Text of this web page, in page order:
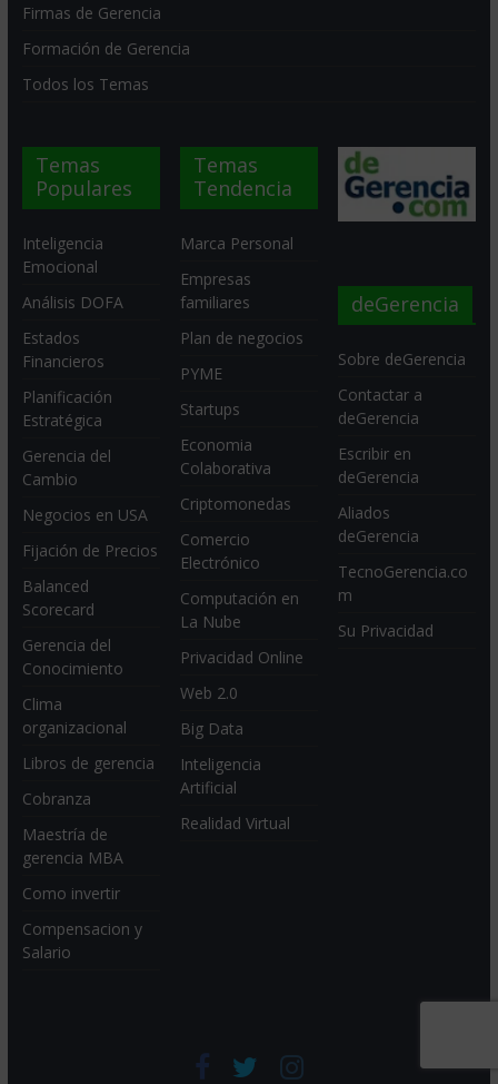
Firmas de Gerencia
Formación de Gerencia
Todos los Temas
Temas
Populares
Inteligencia
Emocional
Análisis DOFA
Estados
Financieros
Planificación
Estratégica
Gerencia del
Cambio
Negocios en USA
Fijación de Precios
Balanced
Scorecard
Gerencia del
Conocimiento
Clima
organizacional
Libros de gerencia
Cobranza
Maestría de
gerencia MBA
Como invertir
Compensacion y
Salario
Temas
Tendencia
Marca Personal
Empresas
familiares
Plan de negocios
PYME
Startups
Economia
Colaborativa
Criptomonedas
Comercio
Electrónico
Computación en
La Nube
Privacidad Online
Web 2.0
Big Data
Inteligencia
Artificial
Realidad Virtual
deGerencia
Sobre deGerencia
Contactar a
deGerencia
Escribir en
deGerencia
Aliados
deGerencia
TecnoGerencia.co
m
Su Privacidad